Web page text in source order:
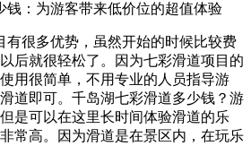
钱：为游客带来低价位的超值体验
很多优势，虽然开始的时候比较费
后就很轻松了。因为七彩滑道项目的
用很简单，不用专业的人员指导游
道即可。千岛湖七彩滑道多少钱？游
是可以在这里长时间体验滑道的乐
常高。因为滑道是在景区内，在玩乐